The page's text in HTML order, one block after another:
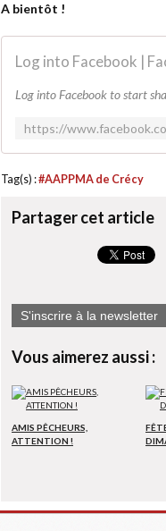
A bientôt !
Log into Facebook |
Log into Facebook to start
Tag(s) :#AAPPMA de Crécy
Partager cet article
S'inscrire à la newsletter
Vous aimerez aussi :
AMIS PÊCHEURS,
ATTENTION !